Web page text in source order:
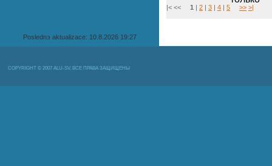
Poslednэ aktualizace: 10.8.2026 19:27
|< << 1 | 2 | 3 | 4 | 5 >> >|
COPYRIGHT © 2007 ALU-SV, ВСЕ ПРАВА ЗАЩИЩЕНЫ